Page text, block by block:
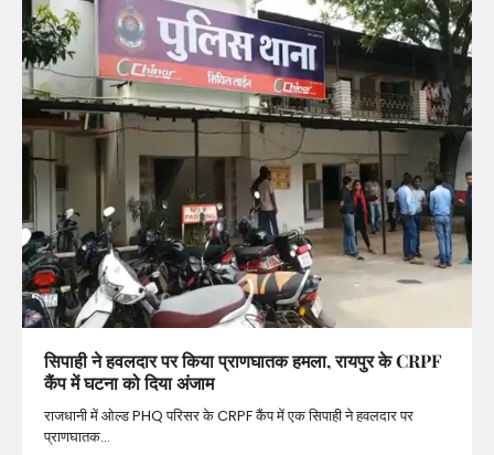
सिपाही ने हवलदार पर किया प्राणघातक हमला, रायपुर के CRPF
कैंप में घटना को दिया अंजाम
राजधानी में ओल्ड PHQ परिसर के CRPF कैंप में एक सिपाही ने हवलदार पर
प्राणघातक…